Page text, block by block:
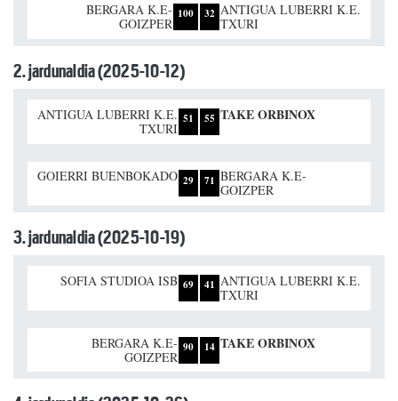
BERGARA K.E-
GOIZPER
100 32 ANTIGUA LUBERRI K.E.
TXURI
2. jardunaldia (2025-10-12)
ANTIGUA LUBERRI K.E.
TXURI
51 55 TAKE ORBINOX
GOIERRI BUENBOKADO 29 71 BERGARA K.E-
GOIZPER
3. jardunaldia (2025-10-19)
SOFIA STUDIOA ISB 69 41 ANTIGUA LUBERRI K.E.
TXURI
BERGARA K.E-
GOIZPER
90 14 TAKE ORBINOX